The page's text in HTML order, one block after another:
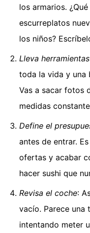
los armarios.
escurreplatos
los niños?
Lleva herramientas
toda la vida y una
Vas a sacar fotos
medidas
Define el
antes de entrar.
ofertas y acabar
hacer sushi que
Revisa el coche:
vacío. Parece una
intentando meter